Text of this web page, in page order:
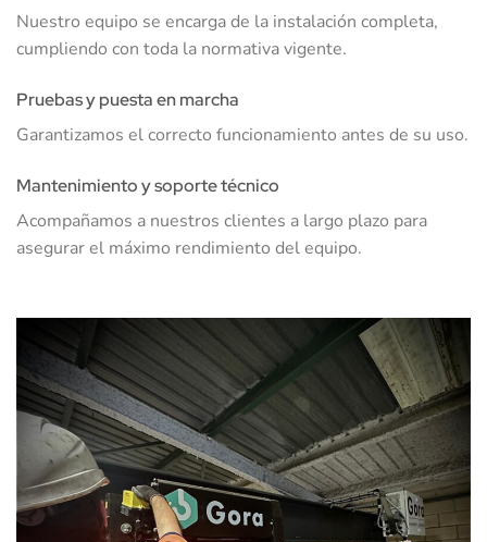
Nuestro equipo se encarga de la instalación completa,
cumpliendo con toda la normativa vigente.
Pruebas y puesta en marcha
Garantizamos el correcto funcionamiento antes de su uso.
Mantenimiento y soporte técnico
Acompañamos a nuestros clientes a largo plazo para
asegurar el máximo rendimiento del equipo.